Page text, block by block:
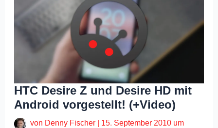
HTC Desire Z und Desire HD mit
Android vorgestellt! (+Video)
von Denny Fischer
15. September 2010 um